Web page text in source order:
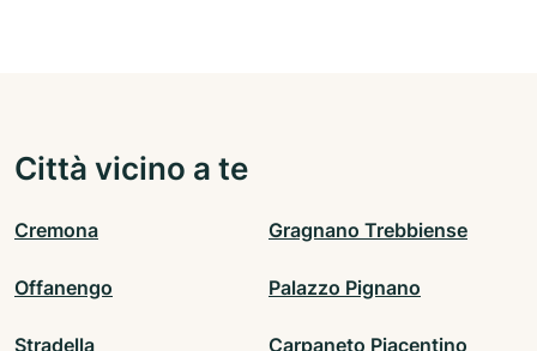
Città vicino a te
Cremona Gragnano Trebbiense
Offanengo Palazzo Pignano
Stradella Carpaneto Piacentino